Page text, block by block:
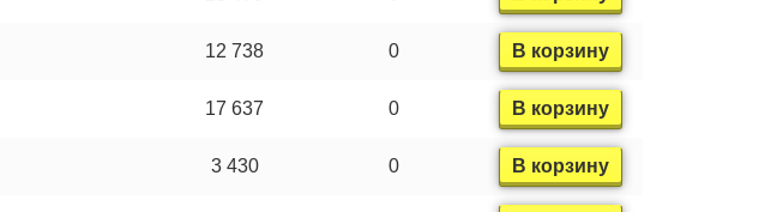
12 738 0 В корзину
17 637 0 В корзину
3 430 0 В корзину